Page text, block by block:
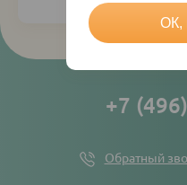
+7
Обратный
ОК,